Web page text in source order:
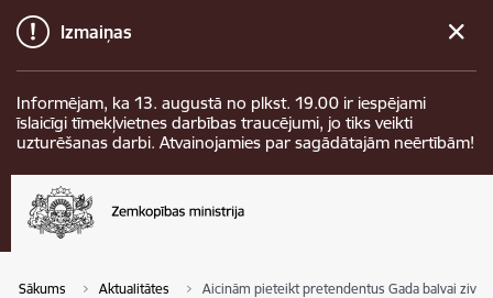
Izmaiņas
Informējam, ka 13. augustā no plkst. 19.00 ir iespējami
īslaicīgi tīmekļvietnes darbības traucējumi, jo tiks veikti
uzturēšanas darbi. Atvainojamies par sagādātajām neērtībām!
Sākums Aktualitātes Aicinām pieteikt pretendentus Gada balvai